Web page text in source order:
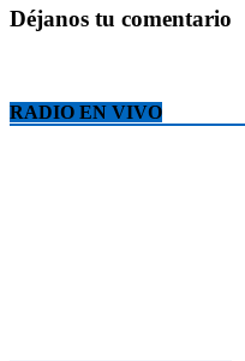
Déjanos tu comentario
RADIO EN VIVO